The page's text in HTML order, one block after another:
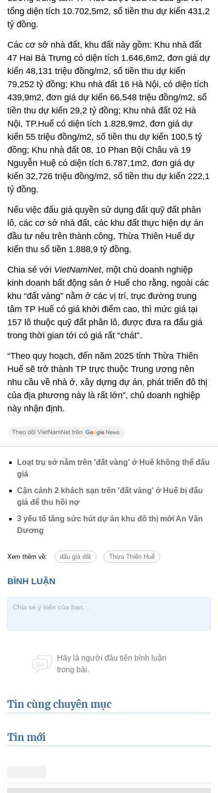
tổng diện tích 10.702,5m2, số tiền thu dự kiến 431,2
tỷ đồng.
Các cơ sở nhà đất, khu đất này gồm: Khu nhà đất
47 Hai Bà Trưng có diện tích 1.646,6m2, đơn giá dự
kiến 48,131 triệu đồng/m2, số tiền thu dự kiến
79,252 tỷ đồng; Khu nhà đất 16 Hà Nội, có diện tích
439,9m2, đơn giá dự kiến 66,548 triệu đồng/m2, số
tiền thu dự kiến 29,2 tỷ đồng; Khu nhà đất 02 Hà
Nội, TP.Huế có diện tích 1.828,9m2, đơn giá dự
kiến 55 triệu đồng/m2, số tiền thu dự kiến 100,5 tỷ
đồng; Khu nhà đất 08, 10 Phan Bội Châu và 19
Nguyễn Huệ có diện tích 6.787,1m2, đơn giá dự
kiến 32,726 triệu đồng/m2, số tiền thu dự kiến 222,1
tỷ đồng.
Nếu việc đấu giá quyền sử dụng đất quỹ đất phân
lô, các cơ sở nhà đất, các khu đất thực hiện dự án
đầu tư nêu trên thành công, Thừa Thiên Huế dự
kiến thu số tiền 1.888,9 tỷ đồng.
Chia sẻ với VietNamNet, một chủ doanh nghiệp
kinh doanh bất động sản ở Huế cho rằng, ngoài các
khu “đất vàng” nằm ở các vị trí, trục đường trung
tâm TP Huế có giá khởi điểm cao, thì mức giá tại
157 lô thuộc quỹ đất phân lô, được đưa ra đấu giá
trong thời gian tới có giá rất “chát”.
“Theo quy hoạch, đến năm 2025 tỉnh Thừa Thiên
Huế sẽ trở thành TP trực thuộc Trung ương nên
nhu cầu về nhà ở, xây dựng dự án, phát triển đô thị
của địa phương này là rất lớn”, chủ doanh nghiệp
này nhận định.
Loạt trụ sở nằm trên 'đất vàng' ở Huế không thể đấu
giá
Cận cảnh 2 khách sạn trên 'đất vàng' ở Huế bị đấu
giá để thu hồi nợ
3 yếu tố tăng sức hút dự án khu đô thị mới An Vân
Dương
Xem thêm về: đấu giá đất Thừa Thiên Huế
Tin cùng chuyên mục
Tin mới